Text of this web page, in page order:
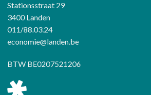
Stationsstraat 29
3400 Landen
011/88.03.24
economie@landen.be
BTW BE0207521206